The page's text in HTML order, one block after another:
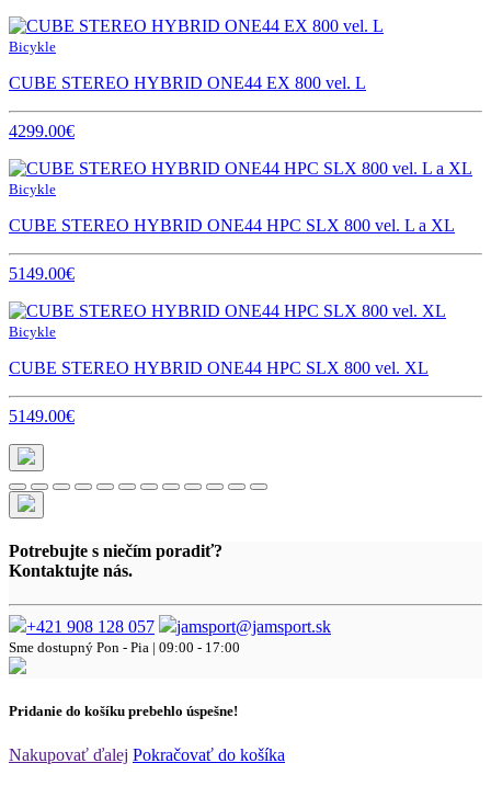
Bicykle
CUBE STEREO HYBRID ONE44 EX 800 vel. L
4299.00€
Bicykle
CUBE STEREO HYBRID ONE44 HPC SLX 800 vel. L a XL
5149.00€
Bicykle
CUBE STEREO HYBRID ONE44 HPC SLX 800 vel. XL
5149.00€
Potrebujte s niečím poradiť?
Kontaktujte nás.
+421 908 128 057 jamsport@jamsport.sk
Sme dostupný Pon - Pia | 09:00 - 17:00
Pridanie do košíku prebehlo úspešne!
Nakupovať ďalej Pokračovať do košíka